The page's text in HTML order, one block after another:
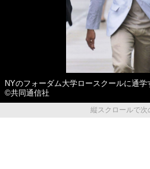
NYのフォーダム大学ロースクールに通
©共同通信社
縦スクロールで次